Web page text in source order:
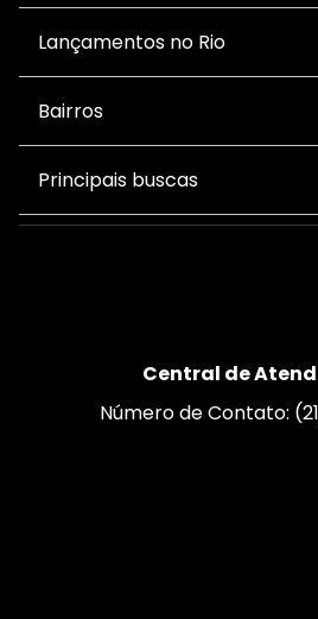
Lançamentos no Rio
Bairros
Principais buscas
Central de
Número de Contato: